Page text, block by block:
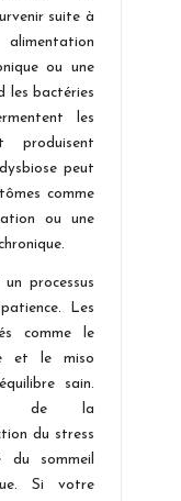
suite à
ou une
les bactéries
les
produisent
peut
comme
ou une
processus
Les
comme le
et le miso
sain.
de la
du stress
sommeil
Si votre